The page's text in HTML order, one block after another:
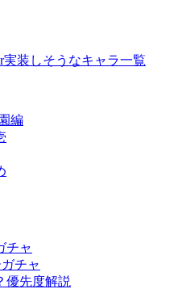
装しそうなキャラ一覧
編
チャ
チャ
優先度解説